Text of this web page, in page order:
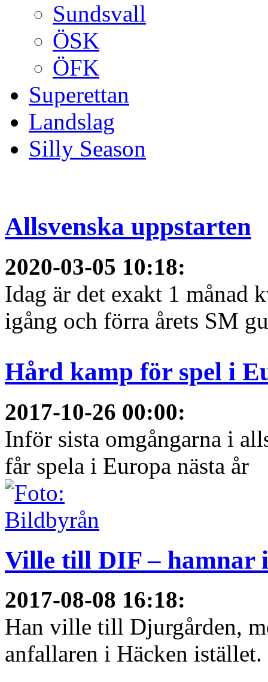
Sundsvall
ÖSK
ÖFK
Superettan
Landslag
Silly Season
Allsvenska uppstarten
2020-03-05 10:18:
Idag är det exakt 1 månad
igång och förra årets SM
Hård kamp för spel i
2017-10-26 00:00:
Inför sista omgångarna i
får spela i Europa nästa år
Ville till DIF – hamnar
2017-08-08 16:18:
Han ville till Djurgården,
anfallaren i Häcken